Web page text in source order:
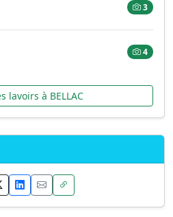
3
4
lavoirs à BELLAC